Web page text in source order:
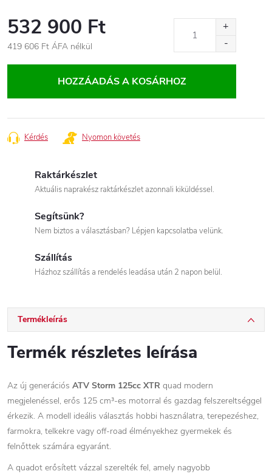
532 900 Ft
419 606 Ft ÁFA nélkül
HOZZÁADÁS A KOSÁRHOZ
Kérdés Nyomon követés
Raktárkészlet
Aktuális naprakész raktárkészlet azonnali kiküldéssel.
Segítsünk?
Nem biztos a választásban? Lépjen kapcsolatba velünk.
Szállítás
Házhoz szállítás a rendelés leadása után 2 napon belül.
Termékleírás
Termék részletes leírása
Az új generációs ATV Storm 125cc XTR quad modern
megjelenéssel, erős 125 cm³-es motorral és gazdag felszereltséggel
érkezik. A modell ideális választás hobbi használatra, terepezéshez,
farmokra, telkekre vagy off-road élményekhez gyermekek és
felnőttek számára egyaránt.
A quadot erősített vázzal szerelték fel, amely nagyobb